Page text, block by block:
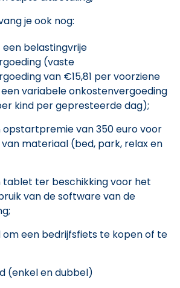
je ook nog:
belastingvrije
(vaste
van €15,81 per voorziene
variabele onkostenvergoeding
kind per gepresteerde dag);
opstartpremie van 350 euro voor
materiaal (bed, park, relax en
tablet ter beschikking voor het
van de software van de
om een bedrijfsfiets te kopen of te
(enkel en dubbel)